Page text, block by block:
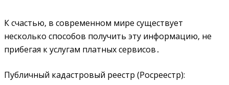
К счастью‚ в современном мире существует
несколько способов получить эту информацию‚ не
прибегая к услугам платных сервисов․
Публичный кадастровый реестр (Росреестр):